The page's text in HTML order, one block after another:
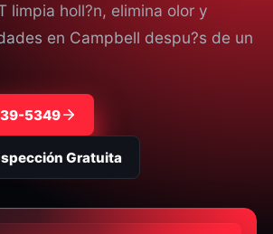
limpia holl?n, elimina olor y
en Campbell despu?s de un
5349⁩
Gratuita